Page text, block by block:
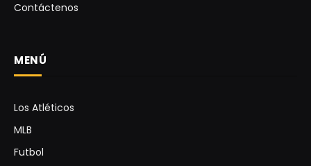
Contáctenos
MENÚ
Los Atléticos
MLB
Futbol